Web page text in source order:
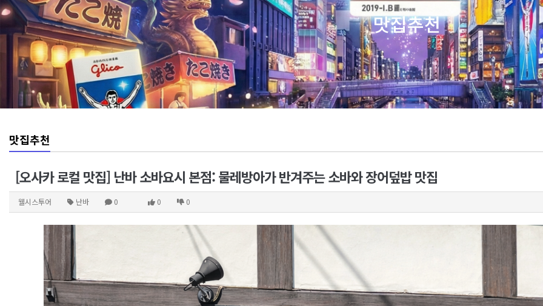
맛집추천
맛집추천
[오사카 로컬 맛집] 난바 소바요시 본점: 물레방아가 반겨주는 소바와 장어덮밥 맛집
웰시스투어 난바 0 0 0